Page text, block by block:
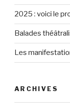
2025 : voici le
Balades
Les
ARCHIVES